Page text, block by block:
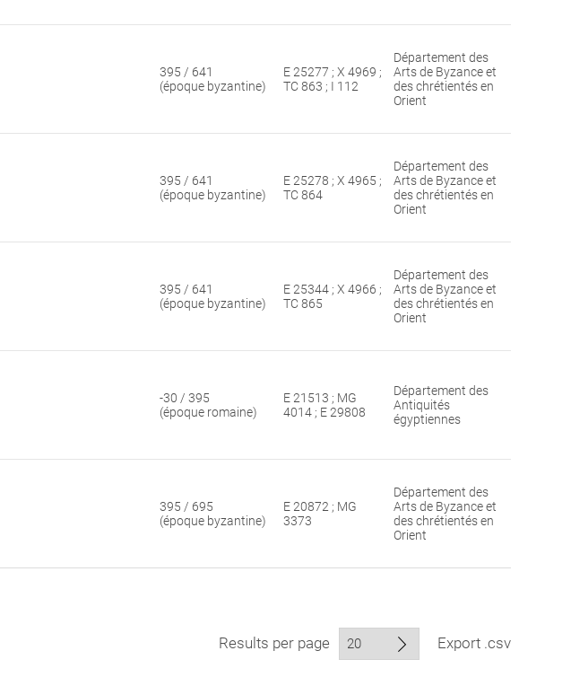
395 / 641
(époque byzantine)
E 25277 ; X 4969 ;
TC 863 ; I 112
Département des
Arts de Byzance et
des chrétientés en
Orient
395 / 641
(époque byzantine)
E 25278 ; X 4965 ;
TC 864
Département des
Arts de Byzance et
des chrétientés en
Orient
395 / 641
(époque byzantine)
E 25344 ; X 4966 ;
TC 865
Département des
Arts de Byzance et
des chrétientés en
Orient
-30 / 395
(époque romaine)
E 21513 ; MG
4014 ; E 29808
Département des
Antiquités
égyptiennes
395 / 695
(époque byzantine)
E 20872 ; MG
3373
Département des
Arts de Byzance et
des chrétientés en
Orient
Results per page Export .csv